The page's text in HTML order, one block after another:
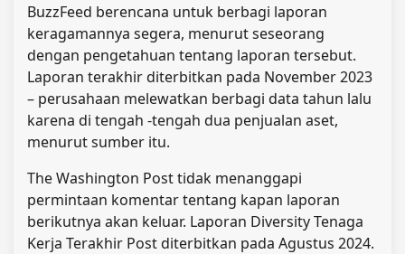
BuzzFeed berencana untuk berbagi laporan
keragamannya segera, menurut seseorang
dengan pengetahuan tentang laporan tersebut.
Laporan terakhir diterbitkan pada November 2023
– perusahaan melewatkan berbagi data tahun lalu
karena di tengah -tengah dua penjualan aset,
menurut sumber itu.
The Washington Post tidak menanggapi
permintaan komentar tentang kapan laporan
berikutnya akan keluar. Laporan Diversity Tenaga
Kerja Terakhir Post diterbitkan pada Agustus 2024.